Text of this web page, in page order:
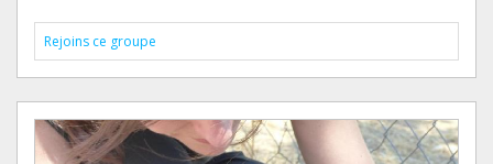
Rejoins ce groupe